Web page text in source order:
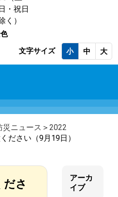
・祝日
く）
文字サイズ
小 中 大
災ニュース ＞ 2022
ださい（9月19日）
ださ
アーカ
イブ